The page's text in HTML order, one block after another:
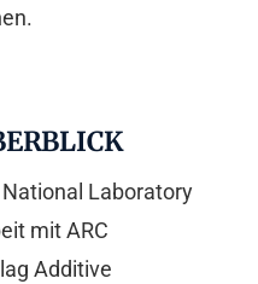
Laboratory
mit ARC
Additive